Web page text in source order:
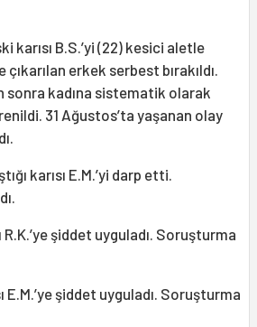
karısı B.S.’yi (22) kesici aletle
erkek serbest bırakıldı.
sonra kadına sistematik olarak
31 Ağustos’ta yaşanan olay
karısı E.M.’yi darp etti.
R.K.’ye şiddet uyguladı. Soruşturma
E.M.’ye şiddet uyguladı. Soruşturma